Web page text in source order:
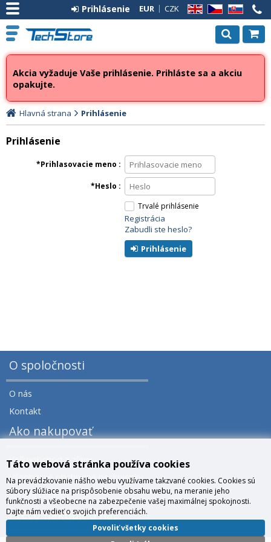
EN CZ SK
EUR CZK
Prihlásenie
Akcia vyžaduje Vaše prihlásenie. Prihláste sa a akciu
opakujte.
Hlavná strana Prihlásenie
Prihlásenie
Prihlasovacie meno
Heslo
Trvalé prihlásenie
Registrácia
Zabudli ste heslo?
Prihlásenie
O spoločnosti
O nás
Kontakt
Ako nakupovať
Veľkoobchod a zľavy
Všeobecné obchodné podmienky
Správa cookies
Prečo nakúpiť u nás?
Táto webová stránka používa cookies
Na prevádzkovanie nášho webu využívame takzvané cookies. Cookies sú
súbory slúžiace na prispôsobenie obsahu webu, na meranie jeho
funkčnosti a všeobecne na zabezpečenie vašej maximálnej spokojnosti.
Dajte nám vedieť o svojich preferenciách.
Povoliť všetky cookies